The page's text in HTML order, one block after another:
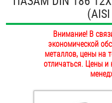
ПОКУПАТЕЛЯМ
ОПЛАТА И ДОСТАВКА
НАШИ МАГАЗИНЫ
Внимание! В
экономической
металлов, цены на
отличаться. Цены и